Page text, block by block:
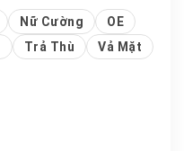
Nữ Cường
OE
Trả Thù
Vả Mặt